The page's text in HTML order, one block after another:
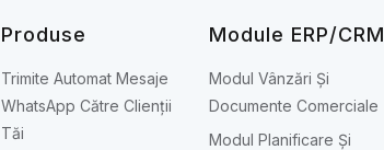
Produse
Trimite Automat Mesaje
WhatsApp Către Clienții
Tăi
Module ERP/CRM
Modul Vânzări Și
Documente Comerciale
Modul Planificare Și